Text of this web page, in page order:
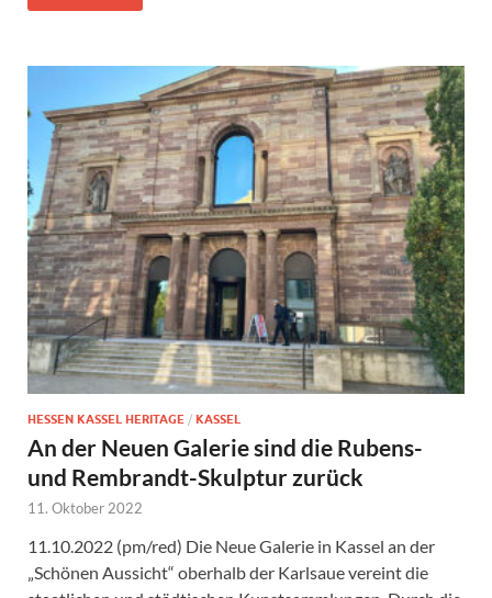
HESSEN KASSEL HERITAGE / KASSEL
An der Neuen Galerie sind die Rubens-
und Rembrandt-Skulptur zurück
11. Oktober 2022
11.10.2022 (pm/red) Die Neue Galerie in Kassel an der
„Schönen Aussicht“ oberhalb der Karlsaue vereint die